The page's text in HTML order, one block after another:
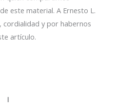
este material. A Ernesto L.
cordialidad y por habernos
artículo.
I